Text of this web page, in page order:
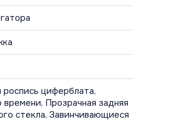
циферблата,
Прозрачная задняя
стекла, Завинчивающиеся